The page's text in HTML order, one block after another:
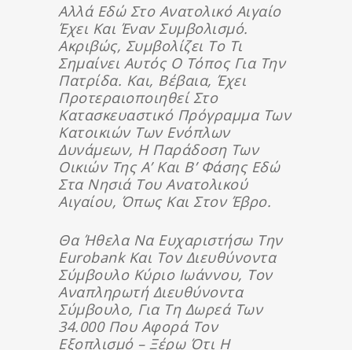
Αλλά Εδώ Στο Ανατολικό Αιγαίο
Έχει Και Έναν Συμβολισμό.
Ακριβώς, Συμβολίζει Το Τι
Σημαίνει Αυτός Ο Τόπος Για Την
Πατρίδα. Και, Βέβαια, Έχει
Προτεραιοποιηθεί Στο
Κατασκευαστικό Πρόγραμμα Των
Κατοικιών Των Ενόπλων
Δυνάμεων, Η Παράδοση Των
Οικιών Της Α’ Και Β’ Φάσης Εδώ
Στα Νησιά Του Ανατολικού
Αιγαίου, Όπως Και Στον Έβρο.
Θα Ήθελα Να Ευχαριστήσω Την
Eurobank Και Τον Διευθύνοντα
Σύμβουλο Κύριο Ιωάννου, Τον
Αναπληρωτή Διευθύνοντα
Σύμβουλο, Για Τη Δωρεά Των
34.000 Που Αφορά Τον
Εξοπλισμό – Ξέρω Ότι Η